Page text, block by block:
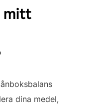
mitt
dina medel,